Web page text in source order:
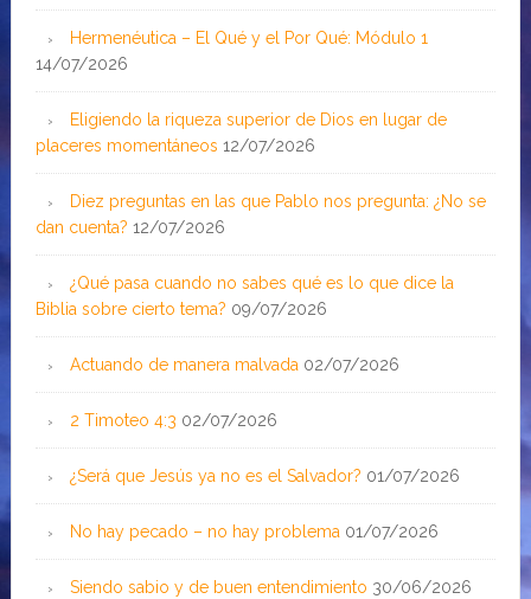
Hermenéutica – El Qué y el Por Qué: Módulo 1
14/07/2026
Eligiendo la riqueza superior de Dios en lugar de
placeres momentáneos 12/07/2026
Diez preguntas en las que Pablo nos pregunta: ¿No se
dan cuenta? 12/07/2026
¿Qué pasa cuando no sabes qué es lo que dice la
Biblia sobre cierto tema? 09/07/2026
Actuando de manera malvada 02/07/2026
2 Timoteo 4:3 02/07/2026
¿Será que Jesús ya no es el Salvador? 01/07/2026
No hay pecado – no hay problema 01/07/2026
Siendo sabio y de buen entendimiento 30/06/2026